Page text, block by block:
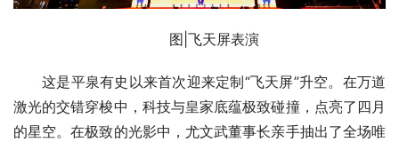
图|飞天屏表演
这是平泉有史以来首次迎来定制“飞天屏”升空。在万道
激光的交错穿梭中，科技与皇家底蕴极致碰撞，点亮了四月
的星空。在极致的光影中，尤文武董事长亲手抽出了全场唯